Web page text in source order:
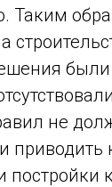
Таким
не
приводить
постройки